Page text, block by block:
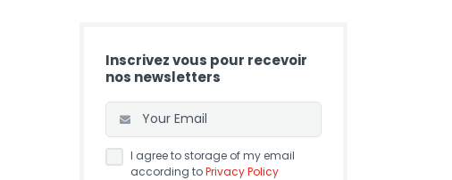
Inscrivez vous pour recevoir
nos newsletters
I agree to storage of my email
according toPrivacy Policy